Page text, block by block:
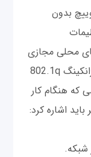
بدون
محلی مجازی
(VLAN)، Inter-Switch Link (ISL) و ترانکینگ 802.1q
که هنگام کار
اشاره کرد:
شبکه.